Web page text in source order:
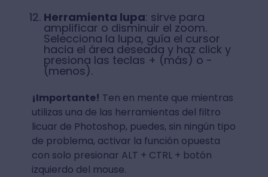
Herramienta lupa: sirve para
amplificar o disminuir el zoom.
Selecciona la lupa, guía el cursor
hacia el área deseada y haz click y
presiona las teclas + (más) o -
(menos).
¡Importante! Ten en mente que mientras
utilizas una de las herramientas del filtro
licuar de Photoshop, puedes, sin ningún tipo
de problema, activar la función opuesta
con solo presionar ALT + CTRL + botón
izquierdo del mouse.